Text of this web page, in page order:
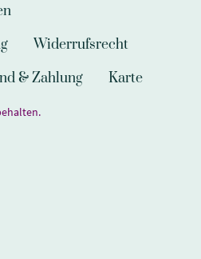
Widerrufsrecht
& Zahlung Karte